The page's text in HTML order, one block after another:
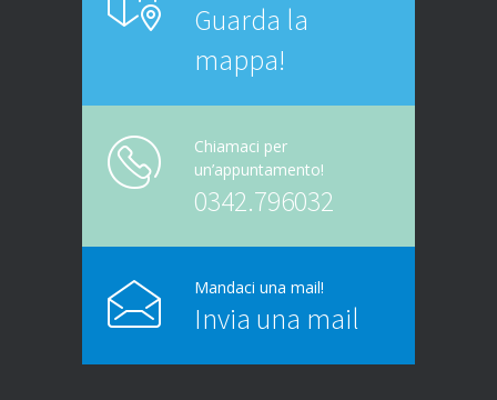
Guarda la
mappa!
Chiamaci per
un’appuntamento!
0342.796032
Mandaci una mail!
Invia una mail